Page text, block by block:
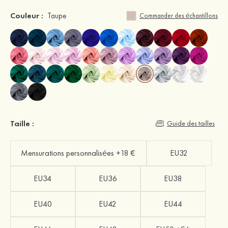
Couleur : Taupe Commander des échantillons
Taille : Guide des tailles
Mensurations personnalisées +18 € EU32
EU34 EU36 EU38
EU40 EU42 EU44